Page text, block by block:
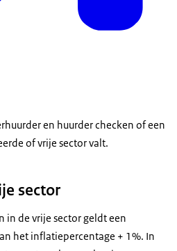
en huurder checken of een
of vrije sector valt.
sector
in de vrije sector geldt een
het inflatiepercentage + 1%. In